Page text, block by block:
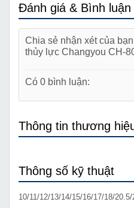
Đánh giá & Bình luận
Chia sẻ nhận xét của
thủy lực Changyou CH-
Có 0 bình luận:
Thông tin thương
Thông số kỹ thuật
10/11/12/13/14/15/16/17/18/20.5/